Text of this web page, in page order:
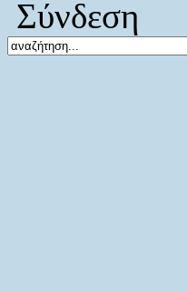
Σύνδεση